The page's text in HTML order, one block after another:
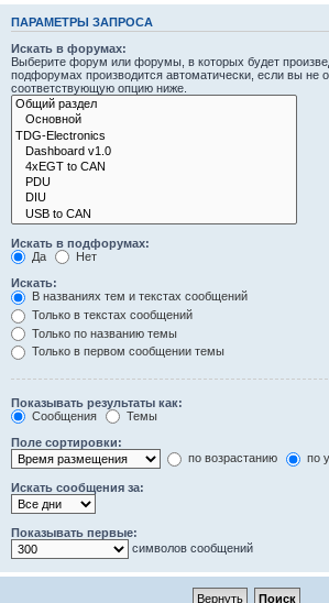
ПАРАМЕТРЫ ЗАПРОСА
Искать в форумах:
Выберите форум или форумы, в которых будет
подфорумах производится автоматически, если вы не
соответствующую опцию ниже.
Искать в подфорумах:
Да
Нет
Искать:
В названиях тем и текстах сообщений
Только в текстах сообщений
Только по названию темы
Только в первом сообщении темы
Показывать результаты как:
Сообщения
Темы
Поле сортировки:
по возрастанию
по
Искать сообщения за:
Показывать первые:
символов сообщений